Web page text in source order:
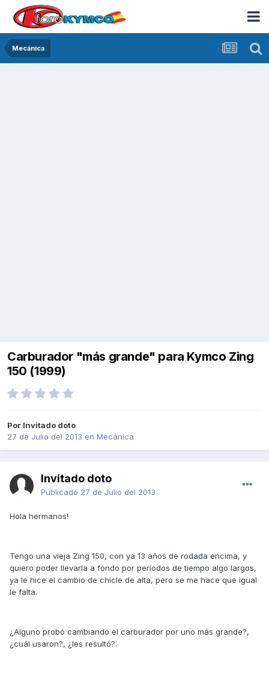
Mecánica
Carburador "más grande" para Kymco Zing
150 (1999)
Por Invitado doto
27 de Julio del 2013 en Mecánica
Invitado doto
Publicado 27 de Julio del 2013
Hola hermanos!
Tengo una vieja Zing 150, con ya 13 años de rodada encima, y
quiero poder llevarla a fondo por períodos de tiempo algo largos,
ya le hice el cambio de chicle de alta, pero se me hace que igual
le falta.
¿Alguno probó cambiando el carburador por uno más grande?,
¿cuál usaron?, ¿les resultó?.